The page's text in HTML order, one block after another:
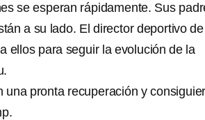
se esperan rápidamente. Sus
a su lado. El director deportivo de
ellos para seguir la evolución de la
pronta recuperación y